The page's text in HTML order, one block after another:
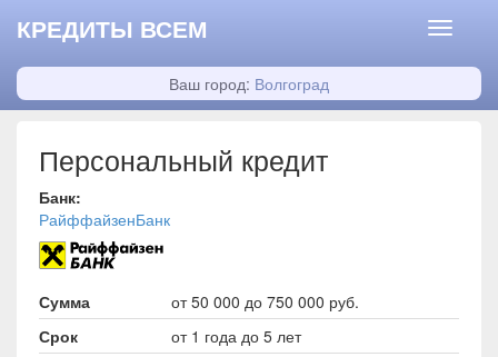
КРЕДИТЫ ВСЕМ
Ваш город: Волгоград
Персональный кредит
Банк:
РайффайзенБанк
Сумма
от 50 000 до 750 000 руб.
Срок
от 1 года до 5 лет